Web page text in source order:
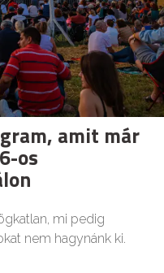
amit már
os
mi pedig
nem hagynánk ki.